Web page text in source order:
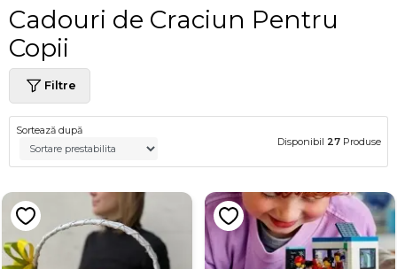
Cadouri de Craciun Pentru
Copii
Filtre
Sortează după
Disponibil 27 Produse